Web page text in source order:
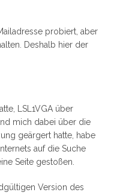
probiert, aber
Deshalb hier der
LSL1VGA über
mich dabei über die
geärgert hatte, habe
auf die Suche
Seite gestoßen.
Version des